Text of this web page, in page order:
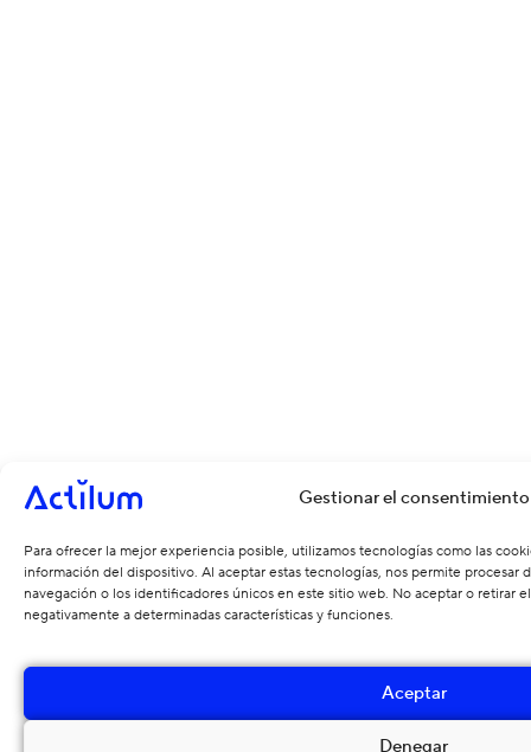
Gestionar el consentimiento
Para ofrecer la mejor experiencia posible, utilizamos tecnologías como las
información del dispositivo. Al aceptar estas tecnologías, nos permite procesar
navegación o los identificadores únicos en este sitio web. No aceptar o retirar
negativamente a determinadas características y funciones.
Aceptar
Denegar